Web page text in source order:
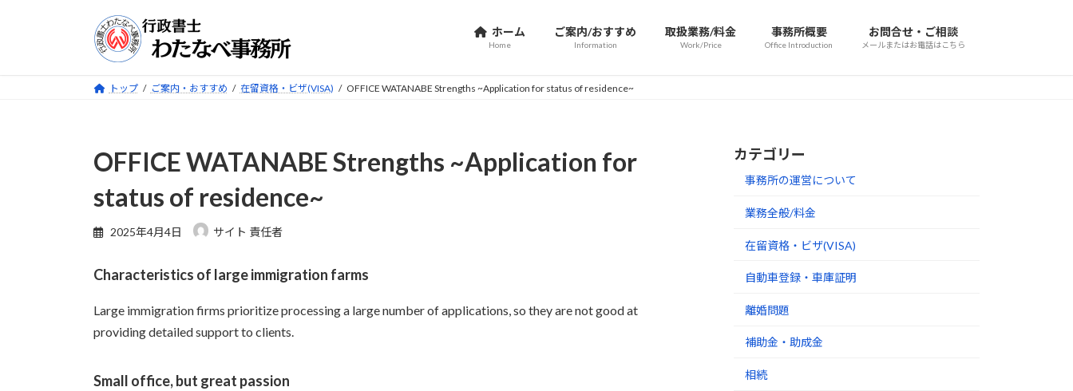
ホーム
Home
ご案内/おすすめ
Information
取扱業務/料金
Work/Price
事務所概要
Office Introduction
お問合せ・ご相談
メールまたはお電話はこちら
トップ ご案内・おすすめ 在留資格・ビザ(VISA) OFFICE WATANABE Strengths ~Application for status of residence~
OFFICE WATANABE Strengths ~Application for
status of residence~
2025年4月4日 サイト 責任者
Characteristics of large immigration farms
Large immigration firms prioritize processing a large number of applications, so they are not good at
providing detailed support to clients.
Small office, but great passion
カテゴリー
事務所の運営について
業務全般/料金
在留資格・ビザ(VISA)
自動車登録・車庫証明
離婚問題
補助金・助成金
相続